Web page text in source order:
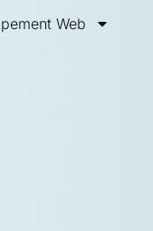
Web